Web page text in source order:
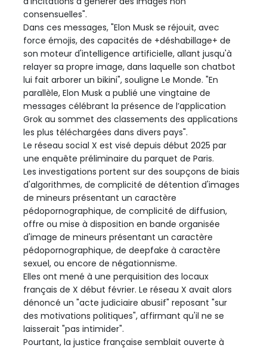
consensuelles".
Dans ces messages, "Elon Musk se réjouit, avec
force émojis, des capacités de +déshabillage+ de
son moteur d'intelligence artificielle, allant jusqu'à
relayer sa propre image, dans laquelle son chatbot
lui fait arborer un bikini", souligne Le Monde. "En
parallèle, Elon Musk a publié une vingtaine de
messages célébrant la présence de l’application
Grok au sommet des classements des applications
les plus téléchargées dans divers pays".
Le réseau social X est visé depuis début 2025 par
une enquête préliminaire du parquet de Paris.
Les investigations portent sur des soupçons de biais
d'algorithmes, de complicité de détention d'images
de mineurs présentant un caractère
pédopornographique, de complicité de diffusion,
offre ou mise à disposition en bande organisée
d'image de mineurs présentant un caractère
pédopornographique, de deepfake à caractère
sexuel, ou encore de négationnisme.
Elles ont mené à une perquisition des locaux
français de X début février. Le réseau X avait alors
dénoncé un "acte judiciaire abusif" reposant "sur
des motivations politiques", affirmant qu'il ne se
laisserait "pas intimider".
Pourtant, la justice française semblait ouverte à